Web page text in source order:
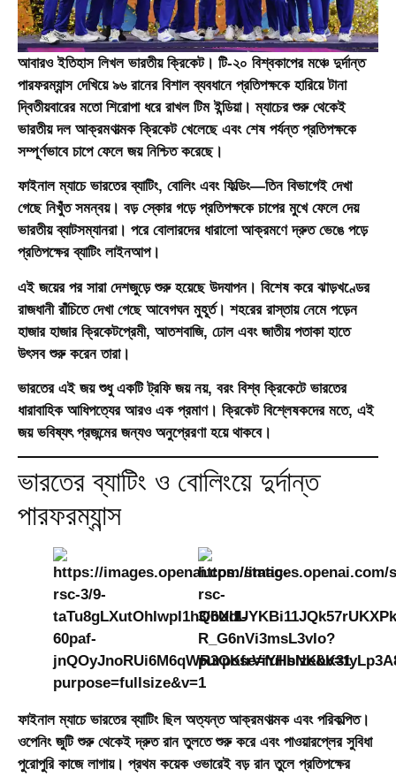
আবারও ইতিহাস লিখল ভারতীয় ক্রিকেট। টি-২০ বিশ্বকাপের মঞ্চে দুর্দান্ত
পারফরম্যান্স দেখিয়ে ৯৬ রানের বিশাল ব্যবধানে প্রতিপক্ষকে হারিয়ে টানা
দ্বিতীয়বারের মতো শিরোপা ধরে রাখল টিম ইন্ডিয়া। ম্যাচের শুরু থেকেই
ভারতীয় দল আক্রমণাত্মক ক্রিকেট খেলেছে এবং শেষ পর্যন্ত প্রতিপক্ষকে
সম্পূর্ণভাবে চাপে ফেলে জয় নিশ্চিত করেছে।
ফাইনাল ম্যাচে ভারতের ব্যাটিং, বোলিং এবং ফিল্ডিং—তিন বিভাগেই দেখা
গেছে নিখুঁত সমন্বয়। বড় স্কোর গড়ে প্রতিপক্ষকে চাপের মুখে ফেলে দেয়
ভারতীয় ব্যাটসম্যানরা। পরে বোলারদের ধারালো আক্রমণে দ্রুত ভেঙে পড়ে
প্রতিপক্ষের ব্যাটিং লাইনআপ।
এই জয়ের পর সারা দেশজুড়ে শুরু হয়েছে উদযাপন। বিশেষ করে ঝাড়খণ্ডের
রাজধানী রাঁচিতে দেখা গেছে আবেগঘন মুহূর্ত। শহরের রাস্তায় নেমে পড়েন
হাজার হাজার ক্রিকেটপ্রেমী, আতশবাজি, ঢোল এবং জাতীয় পতাকা হাতে
উৎসব শুরু করেন তারা।
ভারতের এই জয় শুধু একটি ট্রফি জয় নয়, বরং বিশ্ব ক্রিকেটে ভারতের
ধারাবাহিক আধিপত্যের আরও এক প্রমাণ। ক্রিকেট বিশ্লেষকদের মতে, এই
জয় ভবিষ্যৎ প্রজন্মের জন্যও অনুপ্রেরণা হয়ে থাকবে।
ভারতের ব্যাটিং ও বোলিংয়ে দুর্দান্ত
পারফরম্যান্স
ফাইনাল ম্যাচে ভারতের ব্যাটিং ছিল অত্যন্ত আক্রমণাত্মক এবং পরিকল্পিত।
ওপেনিং জুটি শুরু থেকেই দ্রুত রান তুলতে শুরু করে এবং পাওয়ারপ্লের সুবিধা
পুরোপুরি কাজে লাগায়। প্রথম কয়েক ওভারেই বড় রান তুলে প্রতিপক্ষের